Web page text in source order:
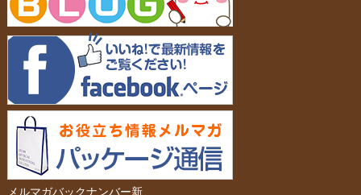
メルマガバックナンバー新